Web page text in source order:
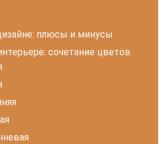
плюсы и минусы
сочетание цветов